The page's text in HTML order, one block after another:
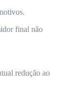
final não
redução ao